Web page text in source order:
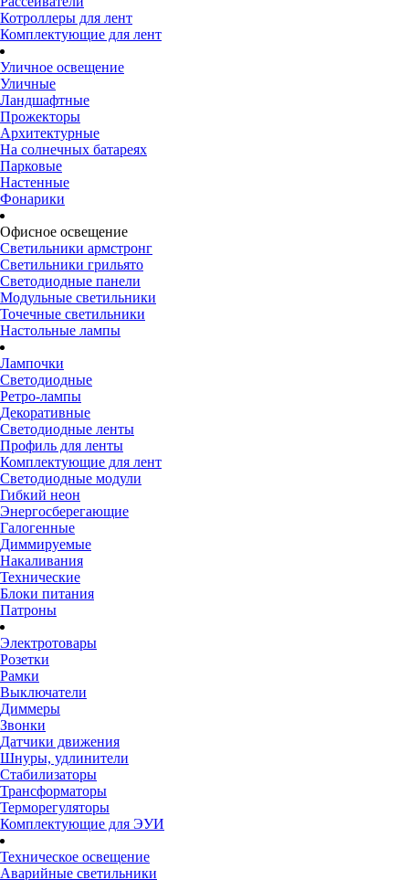
Котроллеры для лент
Комплектующие для лент
Уличное освещение
Уличные
Ландшафтные
Прожекторы
Архитектурные
На солнечных батареях
Парковые
Настенные
Фонарики
Офисное освещение
Светильники армстронг
Светильники грильято
Светодиодные панели
Модульные светильники
Точечные светильники
Настольные лампы
Лампочки
Светодиодные
Ретро-лампы
Декоративные
Светодиодные ленты
Профиль для ленты
Комплектующие для лент
Светодиодные модули
Гибкий неон
Энергосберегающие
Галогенные
Диммируемые
Накаливания
Технические
Блоки питания
Патроны
Электротовары
Розетки
Рамки
Выключатели
Диммеры
Звонки
Датчики движения
Шнуры, удлинители
Стабилизаторы
Трансформаторы
Терморегуляторы
Комплектующие для ЭУИ
Техническое освещение
Аварийные светильники